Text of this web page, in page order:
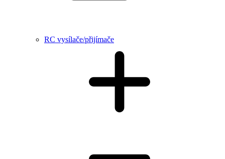
RC vysílače/přijímače